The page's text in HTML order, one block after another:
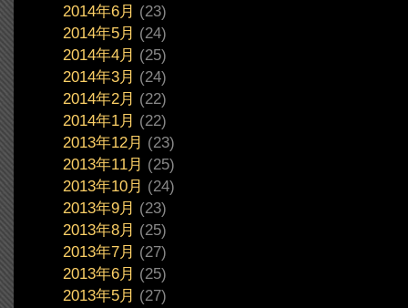
2014年6月 (23)
2014年5月 (24)
2014年4月 (25)
2014年3月 (24)
2014年2月 (22)
2014年1月 (22)
2013年12月 (23)
2013年11月 (25)
2013年10月 (24)
2013年9月 (23)
2013年8月 (25)
2013年7月 (27)
2013年6月 (25)
2013年5月 (27)